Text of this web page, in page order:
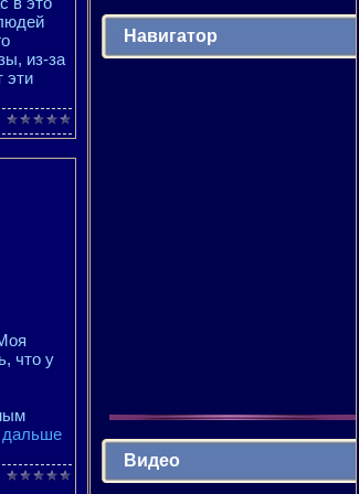
из-за
эти
что у
дальше
Навигатор
Видео